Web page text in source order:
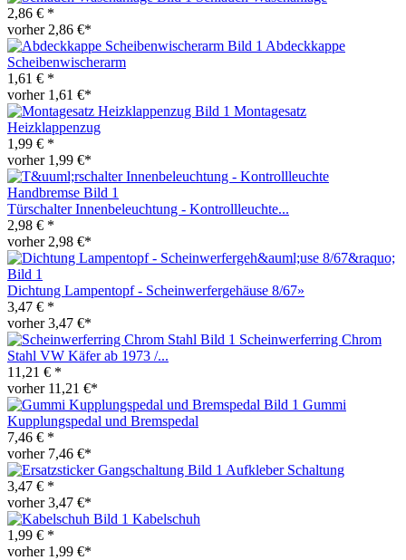
2,86 € *
vorher 2,86 €*
Abdeckkappe
Scheibenwischerarm
1,61 € *
vorher 1,61 €*
Montagesatz
Heizklappenzug
1,99 € *
vorher 1,99 €*
Türschalter Innenbeleuchtung - Kontrollleuchte...
2,98 € *
vorher 2,98 €*
Dichtung Lampentopf - Scheinwerfergehäuse 8/67»
3,47 € *
vorher 3,47 €*
Scheinwerferring Chrom
Stahl VW Käfer ab 1973 /...
11,21 € *
vorher 11,21 €*
Gummi
Kupplungspedal und Bremspedal
7,46 € *
vorher 7,46 €*
Aufkleber Schaltung
3,47 € *
vorher 3,47 €*
Kabelschuh
1,99 € *
vorher 1,99 €*